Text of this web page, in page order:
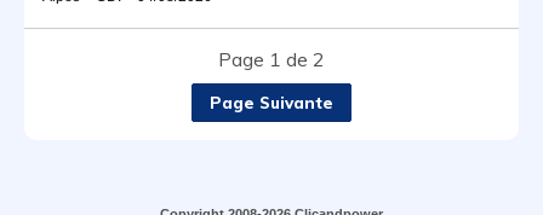
Page 1 de 2
Page Suivante